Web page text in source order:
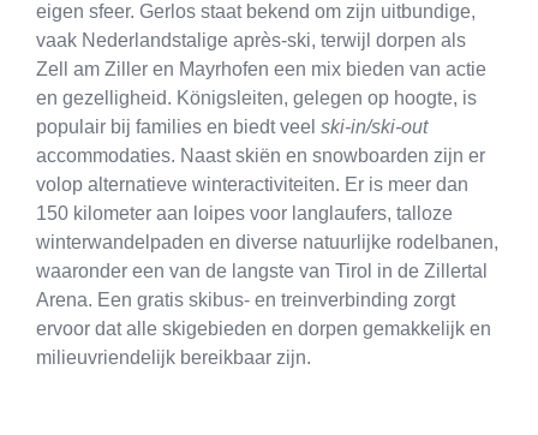
eigen sfeer. Gerlos staat bekend om zijn uitbundige,
vaak Nederlandstalige après-ski, terwijl dorpen als
Zell am Ziller en Mayrhofen een mix bieden van actie
en gezelligheid. Königsleiten, gelegen op hoogte, is
populair bij families en biedt veel ski-in/ski-out
accommodaties. Naast skiën en snowboarden zijn er
volop alternatieve winteractiviteiten. Er is meer dan
150 kilometer aan loipes voor langlaufers, talloze
winterwandelpaden en diverse natuurlijke rodelbanen,
waaronder een van de langste van Tirol in de Zillertal
Arena. Een gratis skibus- en treinverbinding zorgt
ervoor dat alle skigebieden en dorpen gemakkelijk en
milieuvriendelijk bereikbaar zijn.